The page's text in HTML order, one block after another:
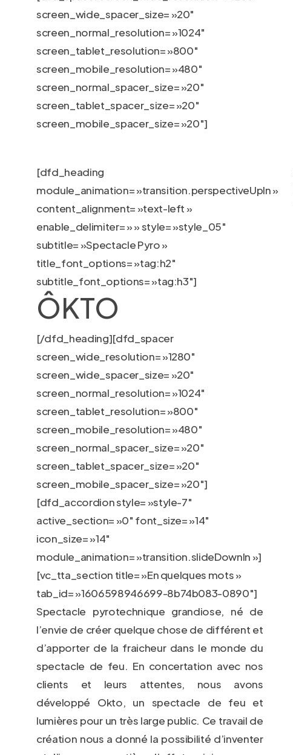
screen_wide_spacer_size= »20″
screen_normal_resolution= »1024″
screen_tablet_resolution= »800″
screen_mobile_resolution= »480″
screen_normal_spacer_size= »20″
screen_tablet_spacer_size= »20″
screen_mobile_spacer_size= »20″]
[dfd_heading
module_animation= »transition.perspectiveUpIn »
content_alignment= »text-left »
enable_delimiter= » » style= »style_05″
subtitle= »Spectacle Pyro »
title_font_options= »tag:h2″
subtitle_font_options= »tag:h3″]
ÔKTO
[/dfd_heading][dfd_spacer
screen_wide_resolution= »1280″
screen_wide_spacer_size= »20″
screen_normal_resolution= »1024″
screen_tablet_resolution= »800″
screen_mobile_resolution= »480″
screen_normal_spacer_size= »20″
screen_tablet_spacer_size= »20″
screen_mobile_spacer_size= »20″]
[dfd_accordion style= »style-7″
active_section= »0″ font_size= »14″
icon_size= »14″
module_animation= »transition.slideDownIn »]
[vc_tta_section title= »En quelques mots »
tab_id= »1606598946699-8b74b083-0890″]
Spectacle pyrotechnique grandiose, né de
l’envie de créer quelque chose de différent et
d’apporter de la fraicheur dans le monde du
spectacle de feu. En concertation avec nos
clients et leurs attentes, nous avons
développé Okto, un spectacle de feu et
lumières pour un très large public. Ce travail de
création nous a donné la possibilité d’inventer